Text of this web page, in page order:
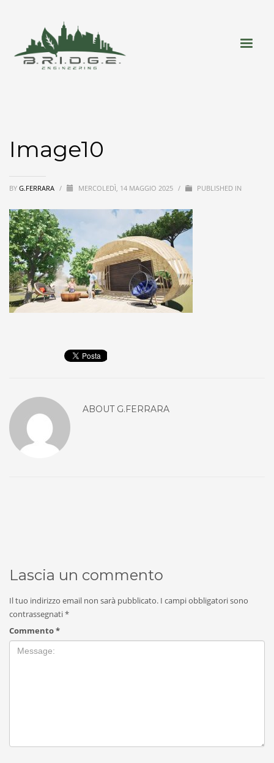
Image10
BY G.FERRARA / MERCOLEDÌ, 14 MAGGIO 2025 / PUBLISHED IN
ABOUT G.FERRARA
Lascia un commento
Il tuo indirizzo email non sarà pubblicato. I campi obbligatori sono
contrassegnati*
Commento*